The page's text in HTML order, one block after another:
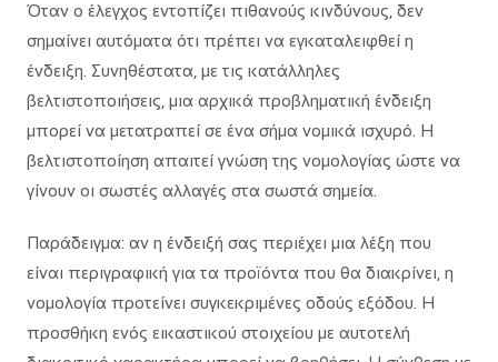
Όταν ο έλεγχος εντοπίζει πιθανούς κινδύνους, δεν
σημαίνει αυτόματα ότι πρέπει να εγκαταλειφθεί η
ένδειξη. Συνηθέστατα, με τις κατάλληλες
βελτιστοποιήσεις, μια αρχικά προβληματική ένδειξη
μπορεί να μετατραπεί σε ένα σήμα νομικά ισχυρό. Η
βελτιστοποίηση απαιτεί γνώση της νομολογίας ώστε να
γίνουν οι σωστές αλλαγές στα σωστά σημεία.
Παράδειγμα: αν η ένδειξή σας περιέχει μια λέξη που
είναι περιγραφική για τα προϊόντα που θα διακρίνει, η
νομολογία προτείνει συγκεκριμένες οδούς εξόδου. Η
προσθήκη ενός εικαστικού στοιχείου με αυτοτελή